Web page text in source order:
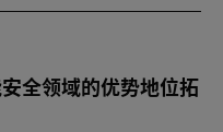
全领域的优势地位拓